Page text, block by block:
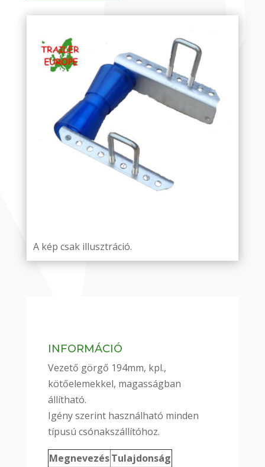
A kép csak illusztráció.
INFORMÁCIÓ
Vezető görgő 194mm, kpl.,
kötőelemekkel, magasságban
állítható.
Igény szerint használható minden
típusú csónakszállítóhoz.
MegnevezésTulajdonság